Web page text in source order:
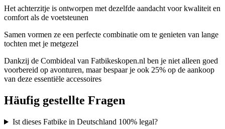
Het achterzitje is ontworpen met dezelfde aandacht voor kwaliteit en
comfort als de voetsteunen
Samen vormen ze een perfecte combinatie om te genieten van lange
tochten met je metgezel
Dankzij de Combideal van Fatbikeskopen.nl ben je niet alleen goed
voorbereid op avonturen, maar bespaar je ook 25% op de aankoop
van deze essentiële accessoires
Häufig gestellte Fragen
Ist dieses Fatbike in Deutschland 100% legal?